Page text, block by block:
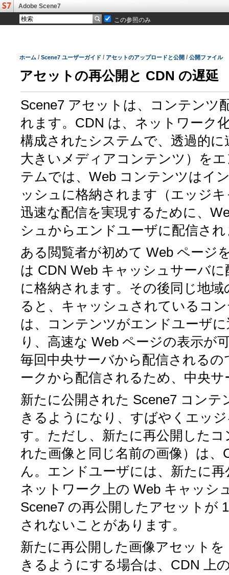
Adobe Scene7
この参照のみ
ホーム / Scene7 ユーザーガイド / アセットのアップロードと公開 / 公開ファイル
アセットの再公開と CDN の遅延
Scene7 アセットは、コンテンツ
れます。CDN は、ネットワーク
構成されたシステムで、透過的
大きいメディアコンテンツ）を
テムでは、Web コンテンツはイ
ッシュに格納されます（エッジ
迅速な配信を実現するために、
シュからエンドユーザに配信さ
ある閲覧者が初めて Web ページ
は CDN Web キャッシュサーバ
に格納されます。その後同じ地
ると、キャッシュされているコ
は、コンテンツがエンドユーザ
り、高速な Web ページの表示が
毎回中央サーバから配信される
ークから配信されるため、中央
新たに公開された Scene7 コン
きるようになり、すばやくエッ
す。ただし、新たに再公開した
れた画像と同じ名前の画像）は
ん。エンドユーザには、新たに
ネットワーク上の Web キャッシ
Scene7 の再公開したアセットが
されないことがあります。
新たに再公開した画像アセット
きるようにする場合は、CDN 上